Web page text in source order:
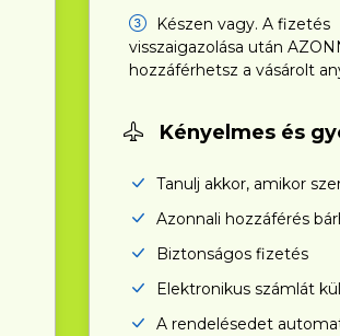
Készen vagy. A fizetés
visszaigazolása után
hozzáférhetsz a vásárolt
Kényelmes és
Tanulj akkor, amikor
Azonnali hozzáférés
Biztonságos fizetés
Elektronikus számlát
A rendelésedet